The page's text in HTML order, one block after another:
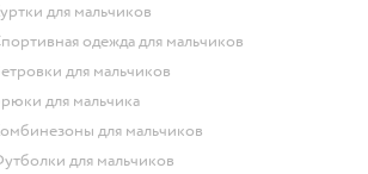
Куртки для мальчиков
Спортивная одежда для мальчиков
Ветровки для мальчиков
Брюки для мальчика
Комбинезоны для мальчиков
Футболки для мальчиков